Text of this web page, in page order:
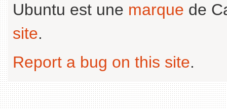
Ubuntu est une marque de
site.
Report a bug on this site.